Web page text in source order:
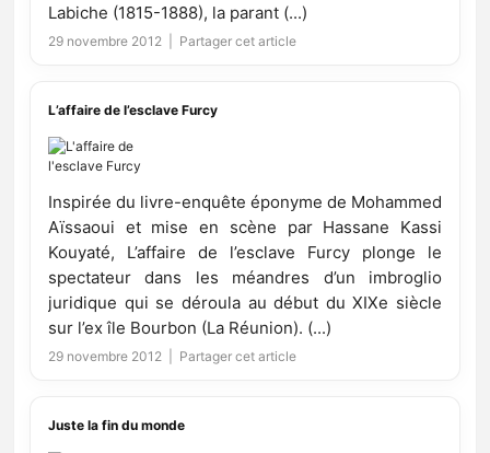
Labiche (1815-1888), la parant (...)
29 novembre 2012 | Partager cet article
L’affaire de l’esclave Furcy
Inspirée du livre-enquête éponyme de Mohammed
Aïssaoui et mise en scène par Hassane Kassi
Kouyaté, L’affaire de l’esclave Furcy plonge le
spectateur dans les méandres d’un imbroglio
juridique qui se déroula au début du XIXe siècle
sur l’ex île Bourbon (La Réunion). (...)
29 novembre 2012 | Partager cet article
Juste la fin du monde